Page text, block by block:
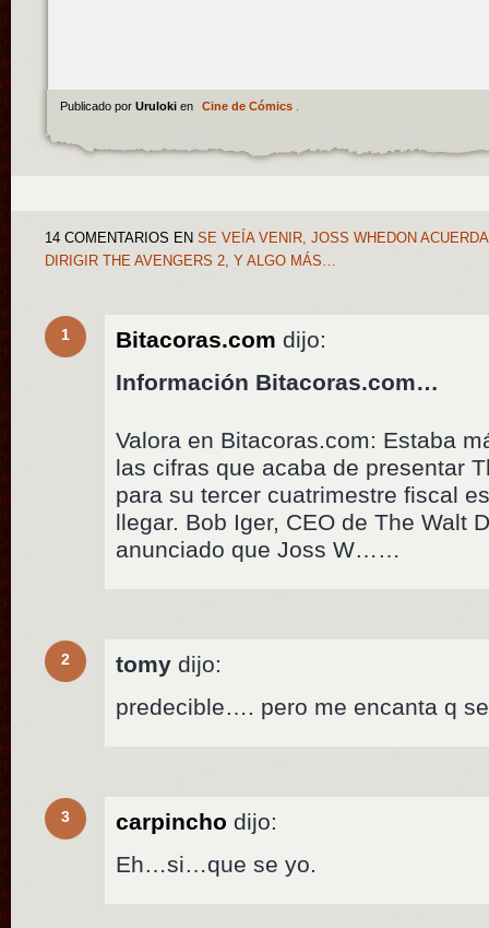
Publicado por Uruloki en Cine de Cómics.
14 COMENTARIOS EN SE VEÍA VENIR, JOSS WHEDON
DIRIGIR THE AVENGERS 2, Y ALGO MÁS…
1 Bitacoras.com dijo:
Información Bitacoras.com…
Valora en Bitacoras.com: Estaba
las cifras que acaba de presentar
para su tercer cuatrimestre fiscal
llegar. Bob Iger, CEO de The Walt
anunciado que Joss W……
2 tomy dijo:
predecible…. pero me encanta q
3 carpincho dijo:
Eh…si…que se yo.